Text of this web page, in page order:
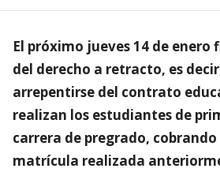
El próximo jueves 14 de enero
del derecho a retracto, es
arrepentirse del contrato
realizan los estudiantes de
carrera de pregrado, cobrando
matrícula realizada